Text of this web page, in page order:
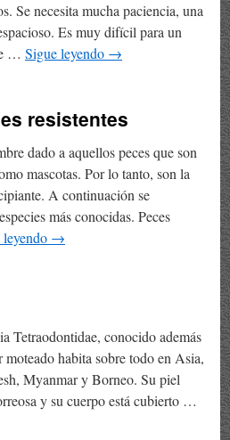
Se necesita mucha paciencia, una
Es muy difícil para un
… Sigue leyendo →
resistentes
dado a aquellos peces que son
mascotas. Por lo tanto, son la
A continuación se
más conocidas. Peces
→
Tetraodontidae, conocido además
habita sobre todo en Asia,
Myanmar y Borneo. Su piel
y su cuerpo está cubierto …